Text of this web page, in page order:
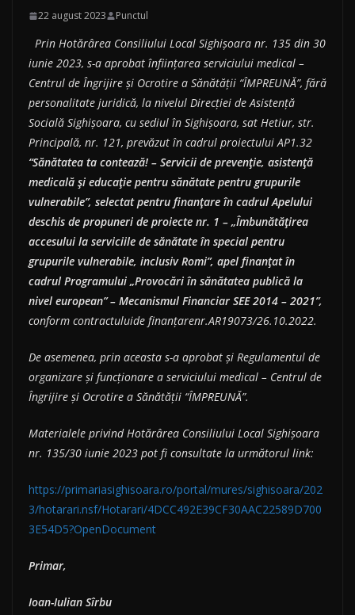
22 august 2023 Punctul
Prin Hotărârea Consiliului Local Sighișoara nr. 135 din 30
iunie 2023, s-a aprobat înființarea serviciului medical –
Centrul de Îngrijire și Ocrotire a Sănătății “ÎMPREUNĂ”, fără
personalitate juridică, la nivelul Direcției de Asistență
Socială Sighișoara, cu sediul în Sighișoara, sat Hetiur, str.
Principală, nr. 121, prevăzut în cadrul proiectului AP1.32
“Sănătatea ta contează! – Servicii de prevenție, asistență
medicală și educație pentru sănătate pentru grupurile
vulnerabile”, selectat pentru finanțare în cadrul Apelului
deschis de propuneri de proiecte nr. 1 – „Îmbunătăţirea
accesului la serviciile de sănătate în special pentru
grupurile vulnerabile, inclusiv Romi”, apel finanţat în
cadrul Programului „Provocări în sănătatea publică la
nivel european” – Mecanismul Financiar SEE 2014 – 2021”,
conform contractuluide finanțarenr.AR19073/26.10.2022.
De asemenea, prin aceasta s-a aprobat și Regulamentul de
organizare și funcționare a serviciului medical – Centrul de
Îngrijire și Ocrotire a Sănătății “ÎMPREUNĂ”.
Materialele privind Hotărârea Consiliului Local Sighișoara
nr. 135/30 iunie 2023 pot fi consultate la următorul link:
https://primariasighisoara.ro/portal/mures/sighisoara/202
3/hotarari.nsf/Hotarari/4DCC492E39CF30AAC22589D700
3E54D5?OpenDocument
Primar,
Ioan-Iulian Sîrbu